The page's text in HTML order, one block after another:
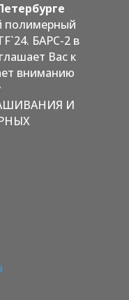
полимерный
БАРС-2 в
Вас к
вниманию
И